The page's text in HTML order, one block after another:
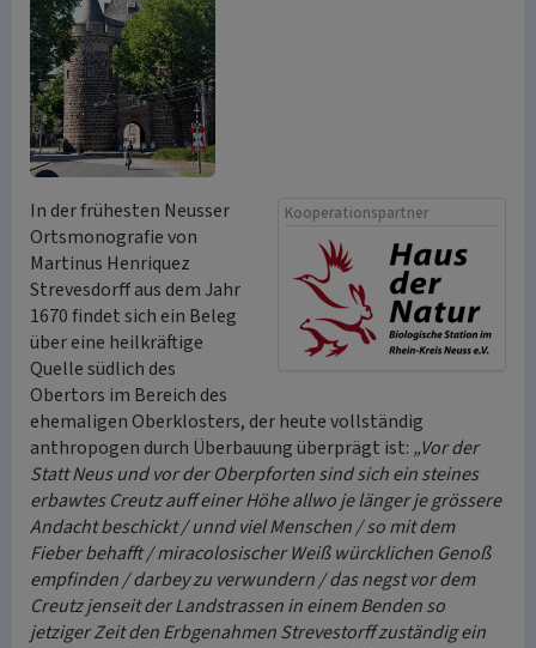
Kooperationspartner
In der frühesten Neusser
Ortsmonografie von
Martinus Henriquez
Strevesdorff aus dem Jahr
1670 findet sich ein Beleg
über eine heilkräftige
Quelle südlich des
Obertors im Bereich des
ehemaligen Oberklosters, der heute vollständig
anthropogen durch Überbauung überprägt ist: „Vor der
Statt Neus und vor der Oberpforten sind sich ein steines
erbawtes Creutz auff einer Höhe allwo je länger je grössere
Andacht beschickt / unnd viel Menschen / so mit dem
Fieber behafft / miracolosischer Weiß würcklichen Genoß
empfinden / darbey zu verwundern / das negst vor dem
Creutz jenseit der Landstrassen in einem Benden so
jetziger Zeit den Erbgenahmen Strevestorff zuständig ein